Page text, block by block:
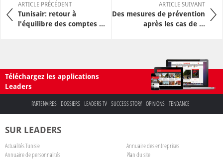
ARTICLE PRÉCÉDENT
Tunisair: retour à
l'équilibre des comptes ...
ARTICLE SUIVANT
Des mesures de prévention
après les cas de ...
Téléchargez les applications
Leaders
PARTENAIRES DOSSIERS LEADERS TV SUCCESS STORY OPINIONS TENDANCE
SUR LEADERS
Actualités Tunisie
Annuaire des entreprises
Annuaire de personnalités
Plan du site